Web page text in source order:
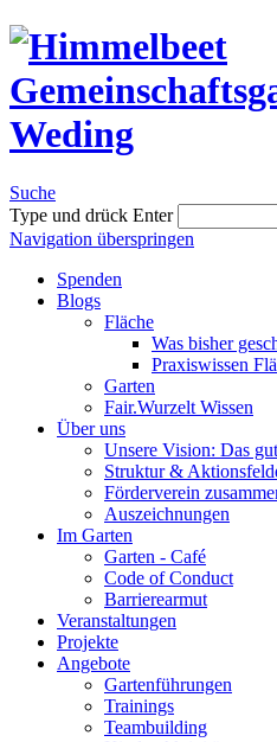
Suche
Type und drück Enter
Navigation überspringen
Spenden
Blogs
Fläche
Was bisher
Praxiswissen
Garten
Fair.Wurzelt Wissen
Über uns
Unsere Vision: Das
Struktur &
Förderverein
Auszeichnungen
Im Garten
Garten - Café
Code of Conduct
Barrierearmut
Veranstaltungen
Projekte
Angebote
Gartenführungen
Trainings
Teambuilding